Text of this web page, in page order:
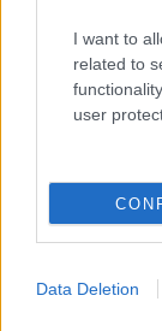
I want to
related to
user
Data Deletion
La
Ogni giorno